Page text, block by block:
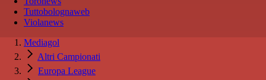
Tuttobolognaweb
Violanews
Mediagol
Altri Campionati
Europa League